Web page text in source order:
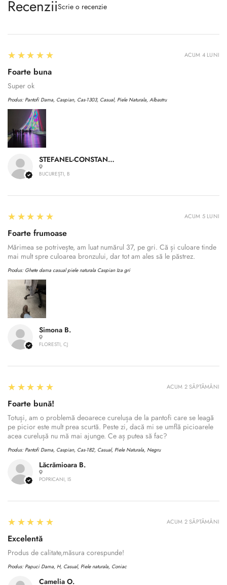
RecenziiScrie o recenzie
STEFANEL-CONSTANTIN A.
BUCUREȘTI, B
5
★★★★★
Foarte buna
Super ok
Produs: Pantofi Dama, Caspian, Cas-1303, Casual, Piele Naturala, Albastru
ACUM 4 LUNI
Simona B.
FLORESTI, CJ
5
★★★★★
Foarte frumoase
Mărimea se potrivește, am luat numărul 37, pe gri. Că și culoare tinde
mai mult spre culoarea bronzului, dar tot am ales să le păstrez.
Produs: Ghete dama casual piele naturala Caspian Iza gri
ACUM 5 LUNI
Lăcrămioara B.
POPRICANI, IS
5
★★★★★
Foarte bună!
Totuși, am o problemă deoarece curelușa de la pantofi care se leagă
pe picior este mult prea scurtă. Peste zi, dacă mi se umflă picioarele
acea curelușă nu mă mai ajunge. Ce aș putea să fac?
Produs: Pantofi Dama, Caspian, Cas-182, Casual, Piele Naturala, Negru
ACUM 2 SĂPTĂMÂNI
Camelia O.
5
★★★★★
Excelentă
Produs de calitate,măsura corespunde!
Produs: Papuci Dama, H, Casual, Piele naturala, Coniac
ACUM 2 SĂPTĂMÂNI